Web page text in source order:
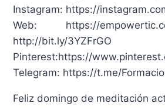
Instagram: https://
Web: https://
http://bit.ly/3YZFrGO
Pinterest:https://
Telegram: https://t.me/
Feliz domingo de meditación